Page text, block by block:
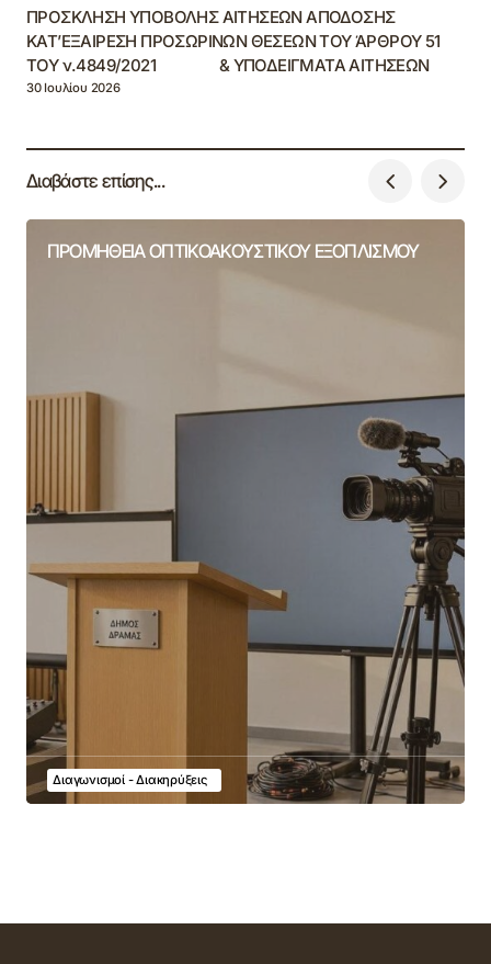
ΠΡΟΣΚΛΗΣΗ ΥΠΟΒΟΛΗΣ ΑΙΤΗΣΕΩΝ ΑΠΟΔΟΣΗΣ
ΚΑΤ’ΕΞΑΙΡΕΣΗ ΠΡΟΣΩΡΙΝΩΝ ΘΕΣΕΩΝ ΤΟΥ ΆΡΘΡΟΥ 51
ΤΟΥ ν.4849/2021 & ΥΠΟΔΕΙΓΜΑΤΑ ΑΙΤΗΣΕΩΝ
30 Ιουλίου 2026
Διαβάστε επίσης...
ΠΡΟΜΗΘΕΙΑ ΟΠΤΙΚΟΑΚΟΥΣΤΙΚΟΥ ΕΞΟΠΛΙΣΜΟΥ
Διαγωνισμοί - Διακηρύξεις